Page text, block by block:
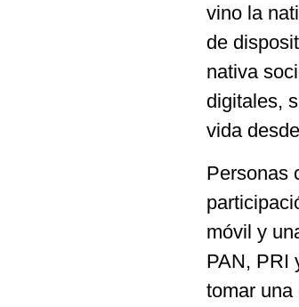
vino la
de
nativa
digitales,
vida
Personas
móvil y
PAN, PRI
tomar una